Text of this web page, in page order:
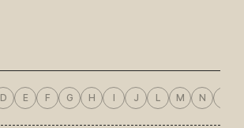
D E F G H I J L M N